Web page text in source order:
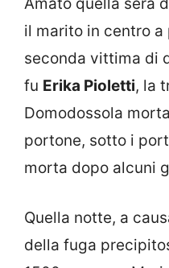
il marito in centro a
seconda vittima di
fu Erika Pioletti, la
Domodossola
portone, sotto i
morta dopo alcuni
Quella notte, a
della fuga